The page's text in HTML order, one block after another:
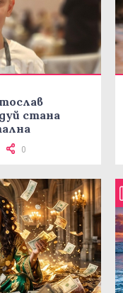
стана
за 10
0